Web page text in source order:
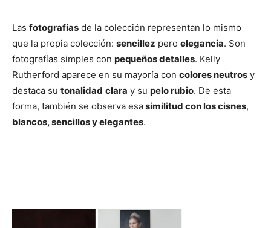
Las fotografías de la colección representan lo mismo
que la propia colección: sencillez pero elegancia. Son
fotografías simples con pequeños detalles. Kelly
Rutherford aparece en su mayoría con colores neutros y
destaca su tonalidad clara y su pelo rubio. De esta
forma, también se observa esasimilitud con los cisnes,
blancos, sencillos y elegantes.